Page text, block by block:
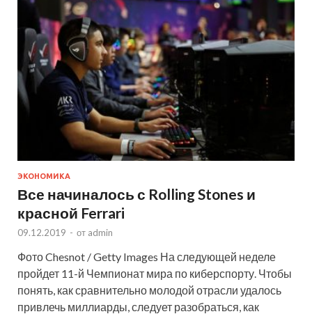
ЭКОНОМИКА
Все начиналось с Rolling Stones и
красной Ferrari
09.12.2019 - от admin
Фото Chesnot / Getty Images На следующей неделе
пройдет 11-й Чемпионат мира по киберспорту. Чтобы
понять, как сравнительно молодой отрасли удалось
привлечь миллиарды, следует разобраться, как